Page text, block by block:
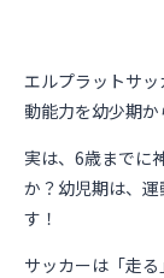
エルプラットサ
動能力を幼少期
実は、6歳までに
か？幼児期は、
す！
サッカーは「走